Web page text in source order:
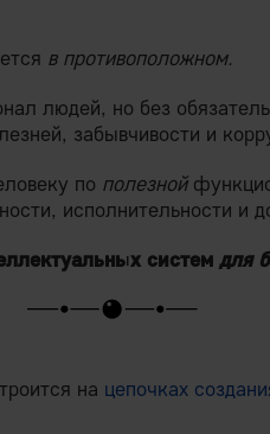
в противоположном.
людей, но без
забывчивости и
по полезной
исполнительности и
систем для
на цепочках